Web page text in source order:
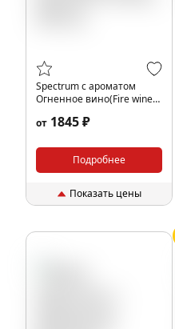
Spectrum с ароматом
Огненное вино(Fire wine),
от 1845 ₽
Подробнее
Показать цены